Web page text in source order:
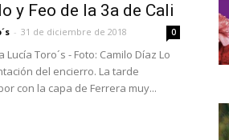
y Feo de la 3a de Cali
- 31 de diciembre de 2018 0
Lucía Toro´s - Foto: Camilo Díaz Lo
del encierro. La tarde
con la capa de Ferrera muy...